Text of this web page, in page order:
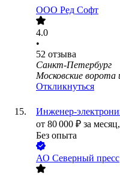
ООО Ред Софт
4.0
•
52 отзыва
Санкт-Петербург
Московские ворота
Откликнуться
Инженер-
от 80 000 ₽ за месяц,
Без опыта
АО Северный пресс